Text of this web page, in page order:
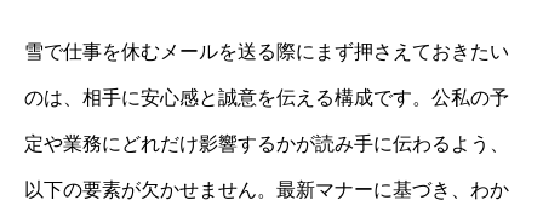
雪で仕事を休むメールを送る際にまず押さえておきたい
のは、相手に安心感と誠意を伝える構成です。公私の予
定や業務にどれだけ影響するかが読み手に伝わるよう、
以下の要素が欠かせません。最新マナーに基づき、わか